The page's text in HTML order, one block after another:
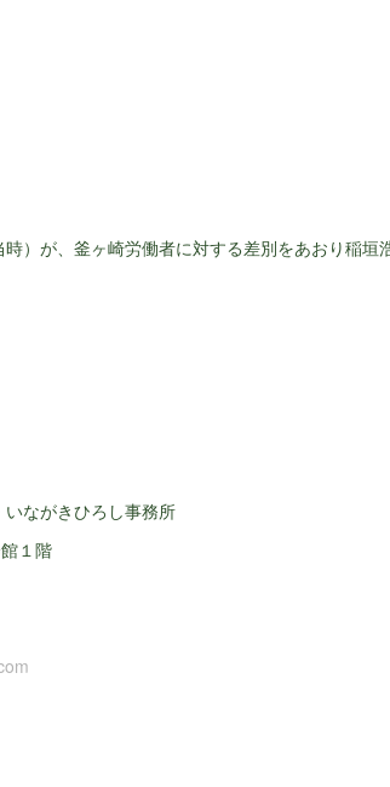
）が、釜ヶ崎労働者に対する差別をあおり稲垣
ながきひろし事務所
１階